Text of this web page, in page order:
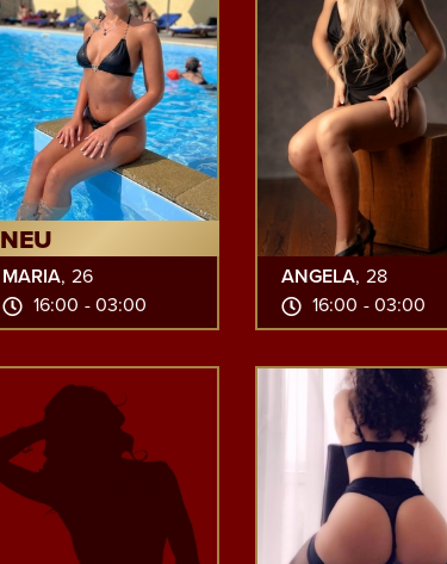
NEU
MARIA, 26
16:00 - 03:00
ANGELA, 28
16:00 - 03:00